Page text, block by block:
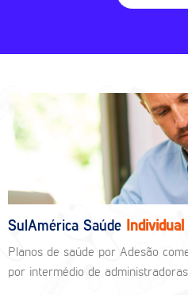
SulAmérica Saúde Individual
Planos de saúde por Adesão
por intermédio de